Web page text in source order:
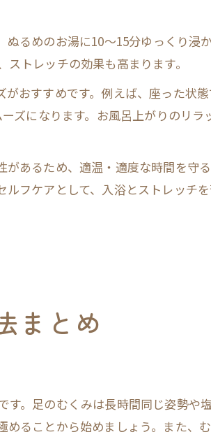
るめのお湯に10〜15分ゆっくり浸
トレッチの効果も高まります。
おすすめです。例えば、座った状
になります。お風呂上がりのリラ
あるため、適温・適度な時間を守
フケアとして、入浴とストレッチ
まとめ
。足のむくみは長時間同じ姿勢や
ることから始めましょう。また、